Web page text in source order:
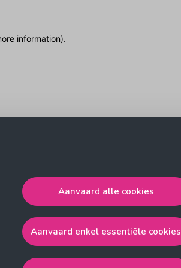
Aanvaard alle cookies
Aanvaard enkel essentiële cookies
information).